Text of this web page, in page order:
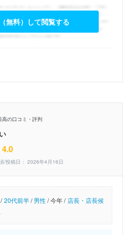
無料）して閲覧する
高の口コミ・評判
4.0
/投稿日： 2026年4月16日
20代前半/男性/今年 / 店長・店長候